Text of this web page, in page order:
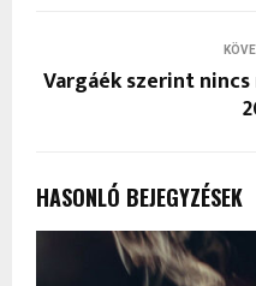
Vargáék szerint
HASONLÓ BEJEGYZÉSEK